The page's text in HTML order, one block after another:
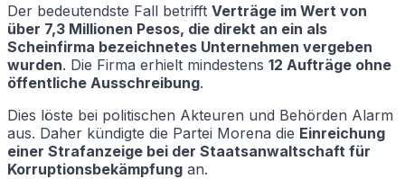
Der bedeutendste Fall betrifft Verträge im Wert von
über 7,3 Millionen Pesos, die direkt an ein als
Scheinfirma bezeichnetes Unternehmen vergeben
wurden. Die Firma erhielt mindestens 12 Aufträge ohne
öffentliche Ausschreibung.
Dies löste bei politischen Akteuren und Behörden Alarm
aus. Daher kündigte die Partei Morena die Einreichung
einer Strafanzeige bei der Staatsanwaltschaft für
Korruptionsbekämpfung an.